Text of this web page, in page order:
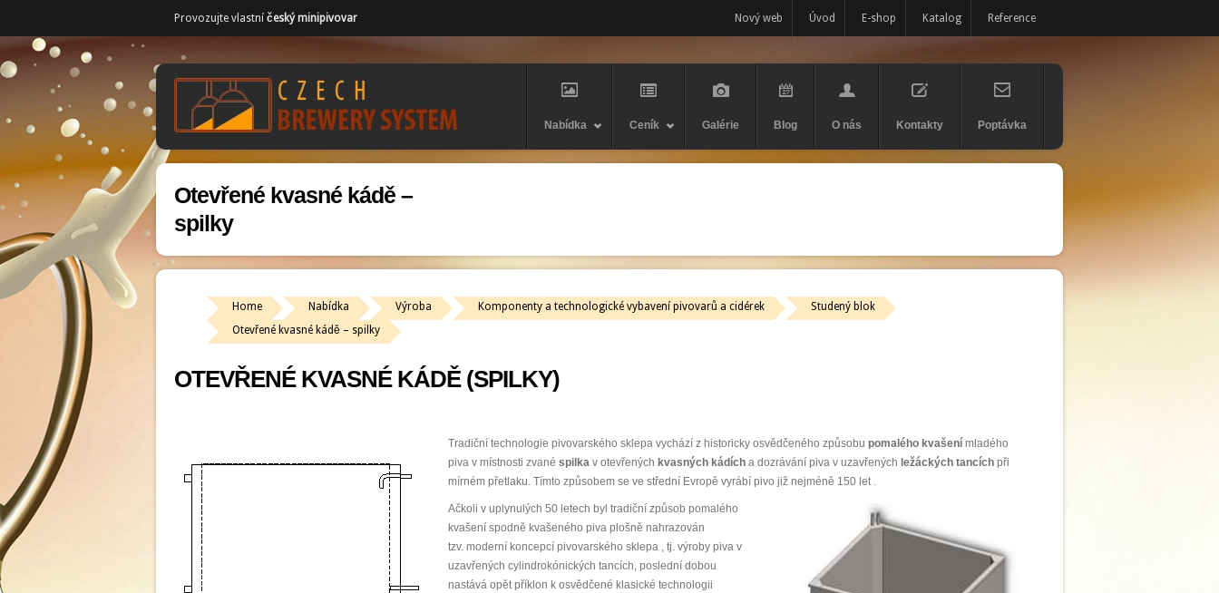
Provozujte vlastní český minipivovar Nový web Úvod E-shop Katalog Reference
Nabídka Ceník Galérie Blog O nás Kontakty Poptávka
Otevřené kvasné kádě –
spilky
Home Nabídka Výroba Komponenty a technologické vybavení pivovarů a cidérek
Studený blok
Otevřené kvasné kádě – spilky
OTEVŘENÉ KVASNÉ KÁDĚ (SPILKY)
Tradiční technologie pivovarského sklepa vychází z historicky osvědčeného způsobu pomalého kvašení mladého
piva v místnosti zvané spilka v otevřených kvasných kádích a dozrávání piva v uzavřených ležáckých tancích při
mírném přetlaku. Tímto způsobem se ve střední Evropě vyrábí pivo již nejméně 150 let .
Ačkoli v uplynulých 50 letech byl tradiční způsob pomalého
kvašení spodně kvašeného piva plošně nahrazován
tzv. moderní koncepcí pivovarského sklepa , tj. výroby piva v
uzavřených cylindrokónických tancích, poslední dobou
nastává opět příklon k osvědčené klasické technologii